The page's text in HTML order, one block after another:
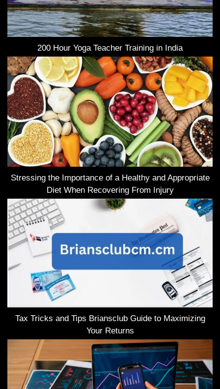
200 Hour Yoga Teacher Training in India
Stressing the Importance of a Healthy and Appropriate
Diet When Recovering From Injury
Tax Tricks and Tips Briansclub Guide to Maximizing
Your Returns